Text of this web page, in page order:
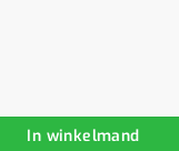
Bruine Afwerking
In winkelmand